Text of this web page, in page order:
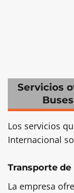
Servicios
Los servicios
Internacional
Transporte de
La empresa